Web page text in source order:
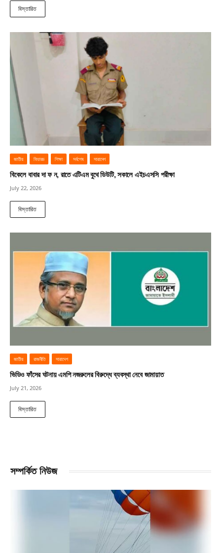
বিস্তারিত
জাতীয় ফিচারড শিক্ষা সর্বশেষ সারাদেশ
বিকেলে বাবার দা ফ ন, রাতে এটিএম বুথে ডিউটি, সকালে এইচএসসি পরীক্ষা
July 22, 2026
বিস্তারিত
জাতীয় রাজনীতি সারাদেশ
ভিডিও ফাঁসের ঘটনায় এমপি নজরুলের বিরুদ্ধে ব্যবস্থা নেবে জামায়াত
July 21, 2026
বিস্তারিত
সম্পর্কিত নিউজ